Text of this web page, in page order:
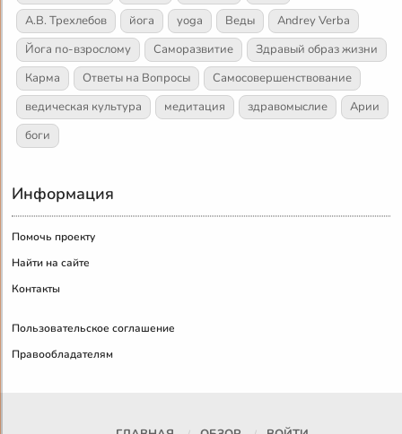
А.В. Трехлебов
йога yoga Веды
Andrey Verba
Йога по-взрослому
Саморазвитие
Здравый образ жизни
Карма
Ответы на Вопросы
Самосовершенствование
ведическая культура
медитация здравомыслие
Арии
боги
Информация
Помочь проекту
Найти на сайте
Контакты
Пользовательское соглашение
Правообладателям